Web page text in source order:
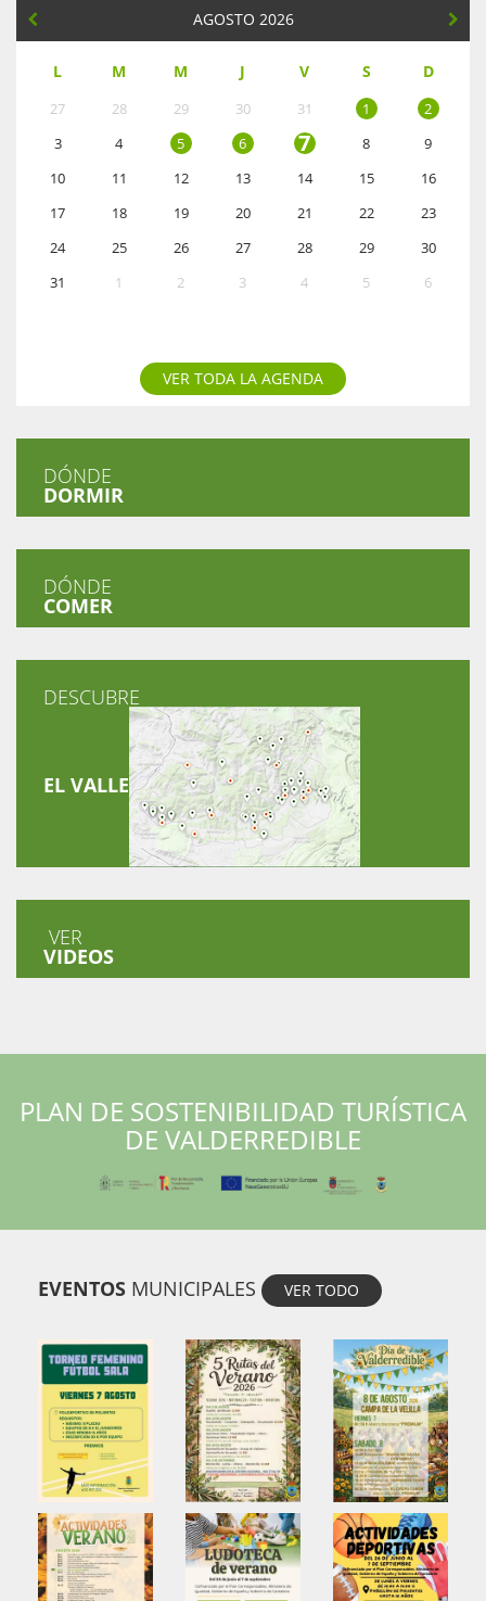
AGOSTO 2026
L M M J V S D
27 28 29 30 31 1
2
3
4 5 6 7 8
9
10
11 12 13 14 15
16
17
18 19 20 21 22
23
24
25 26 27 28 29
30
31
1 2 3 4 5 6
VER TODA LA AGENDA
DÓNDE
DORMIR
DÓNDE
COMER
DESCUBRE
EL VALLE
VER
VIDEOS
PLAN DE SOSTENIBILIDAD TURÍSTICA
DE VALDERREDIBLE
EVENTOS MUNICIPALES VER TODO